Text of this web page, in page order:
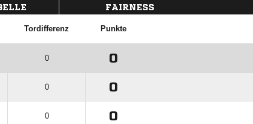
FAIRNESS
Tordifferenz Punkte
0 0
0 0
0 0